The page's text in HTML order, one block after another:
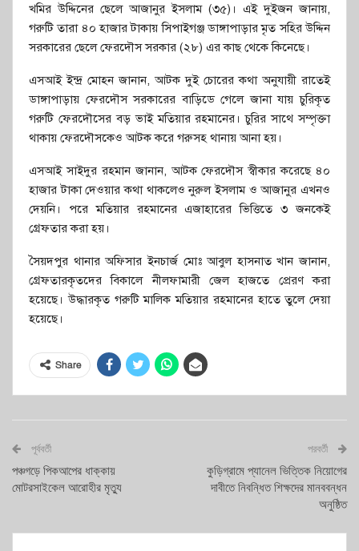
খমির উদ্দিনের ছেলে আজানুর ইসলাম (৩৫)। এই দুইজন জানায়,
গরুটি তারা ৪০ হাজার টাকায় সিপাইগঞ্জ ডাঙ্গাপাড়ার মৃত সহির উদ্দিন
সরকারের ছেলে ফেরদৌস সরকার (২৮) এর কাছ থেকে কিনেছে।
এসআই ইন্দ্র মোহন জানান, আটক দুই চোরের কথা অনুযায়ী রাতেই
ডাঙ্গাপাড়ায় ফেরদৌস সরকারের বাড়িডে গেলে জানা যায় চুরিকৃত
গরুটি ফেরদৌসের বড় ভাই মতিয়ার রহমানের। চুরির সাথে সম্পৃক্তা
থাকায় ফেরদৌসকেও আটক করে গরুসহ থানায় আনা হয়।
এসআই সাইদুর রহমান জানান, আটক ফেরদৌস স্বীকার করেছে ৪০
হাজার টাকা দেওয়ার কথা থাকলেও নুরুল ইসলাম ও আজানুর এখনও
দেয়নি। পরে মতিয়ার রহমানের এজাহারের ভিত্তিতে ৩ জনকেই
গ্রেফতার করা হয়।
সৈয়দপুর থানার অফিসার ইনচার্জ মোঃ আবুল হাসনাত খান জানান,
গ্রেফতারকৃতদের বিকালে নীলফামারী জেল হাজতে প্রেরণ করা
হয়েছে। উদ্ধারকৃত গরুটি মালিক মতিয়ার রহমানের হাতে তুলে দেয়া
হয়েছে।
Share
পূর্ববর্তী
পঞ্চগড়ে পিকআপের ধাক্কায়
মোটরসাইকেল আরোহীর মৃত্যু
পরবর্তী
কুড়িগ্রামে প্যানেল ভিত্তিক নিয়োগের
দাবীতে নিবন্ধিত শিক্ষদের মানববন্ধন
অনুষ্ঠিত